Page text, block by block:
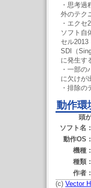
・思考
外のテク
・エクセ
ソフト自
セル
SDI（
に発生す
・一部
に欠けが
・排除
動作環
頭
ソフト名：
動作OS：
機種：
種類：
作者：
(c) Vector